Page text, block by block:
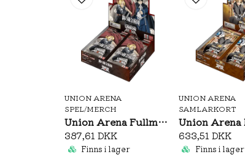
UNION ARENA
SPEL/MERCH
Union Arena Fullmetal Alchemist Brotherhood Booster Box (JP)
387,61 DKK
Finns i lager
UNION ARENA
SAMLARKORT
633,51 DKK
Finns i lager